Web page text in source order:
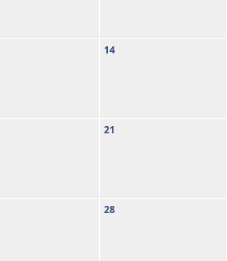
14
21
28